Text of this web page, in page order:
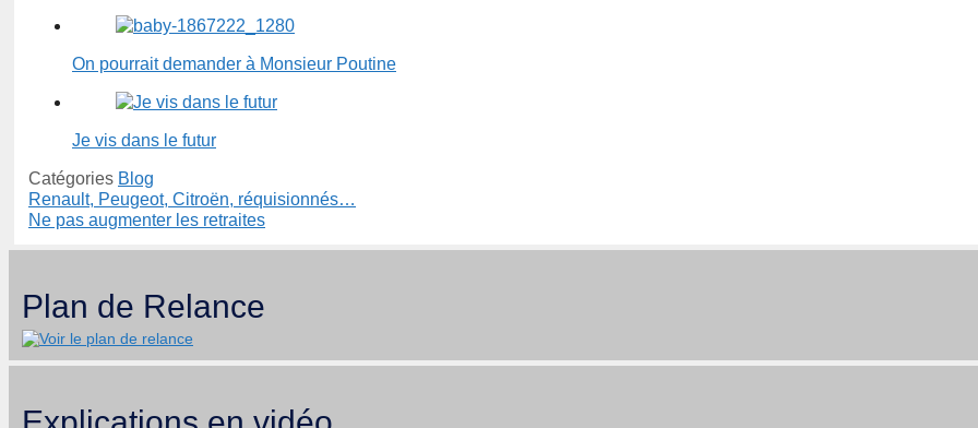
On pourrait demander à Monsieur Poutine
Je vis dans le futur
Catégories Blog
Renault, Peugeot, Citroën, réquisionnés…
Ne pas augmenter les retraites
Plan de Relance